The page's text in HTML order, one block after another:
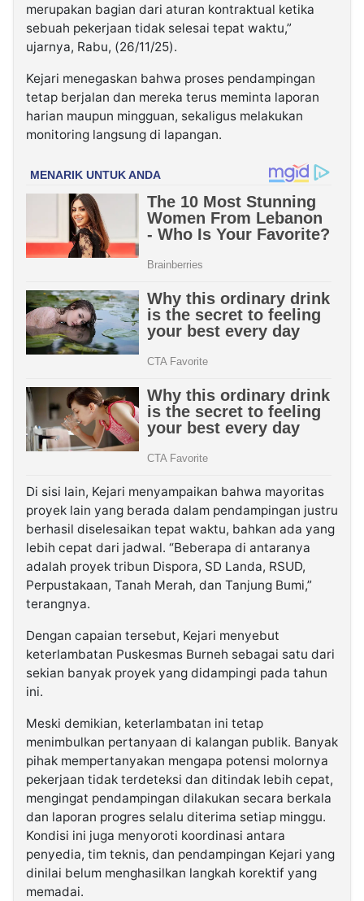
merupakan bagian dari aturan kontraktual ketika
sebuah pekerjaan tidak selesai tepat waktu,”
ujarnya, Rabu, (26/11/25).
Kejari menegaskan bahwa proses pendampingan
tetap berjalan dan mereka terus meminta laporan
harian maupun mingguan, sekaligus melakukan
monitoring langsung di lapangan.
Di sisi lain, Kejari menyampaikan bahwa mayoritas
proyek lain yang berada dalam pendampingan justru
berhasil diselesaikan tepat waktu, bahkan ada yang
lebih cepat dari jadwal. “Beberapa di antaranya
adalah proyek tribun Dispora, SD Landa, RSUD,
Perpustakaan, Tanah Merah, dan Tanjung Bumi,”
terangnya.
Dengan capaian tersebut, Kejari menyebut
keterlambatan Puskesmas Burneh sebagai satu dari
sekian banyak proyek yang didampingi pada tahun
ini.
Meski demikian, keterlambatan ini tetap
menimbulkan pertanyaan di kalangan publik. Banyak
pihak mempertanyakan mengapa potensi molornya
pekerjaan tidak terdeteksi dan ditindak lebih cepat,
mengingat pendampingan dilakukan secara berkala
dan laporan progres selalu diterima setiap minggu.
Kondisi ini juga menyoroti koordinasi antara
penyedia, tim teknis, dan pendampingan Kejari yang
dinilai belum menghasilkan langkah korektif yang
memadai.